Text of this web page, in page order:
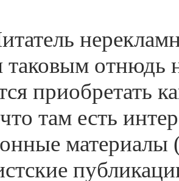
таковым отнюдь
приобретать
там есть